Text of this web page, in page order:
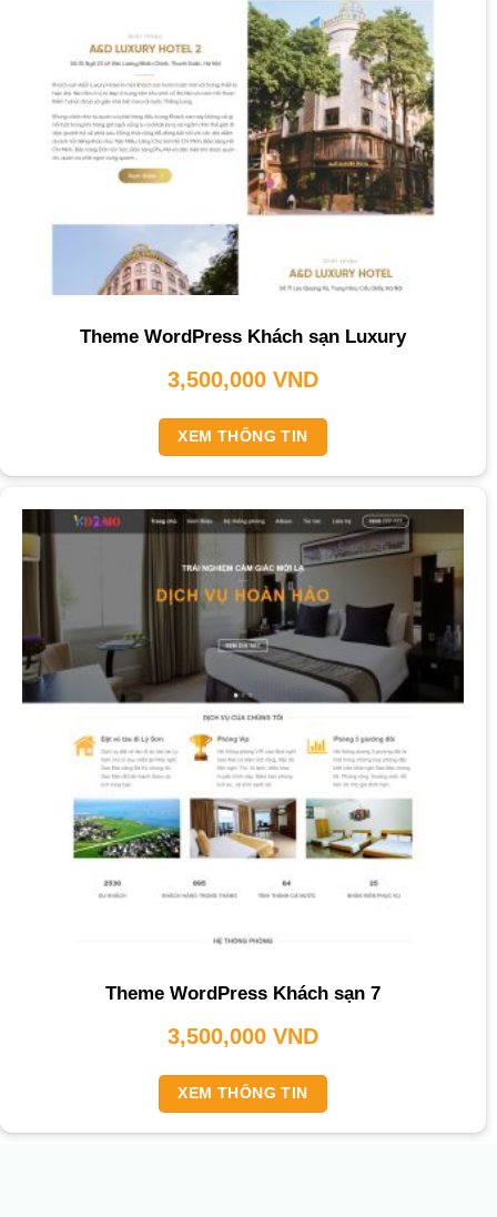
Theme WordPress Khách sạn Luxury
3,500,000 VND
XEM THÔNG TIN
Theme WordPress Khách sạn 7
3,500,000 VND
XEM THÔNG TIN